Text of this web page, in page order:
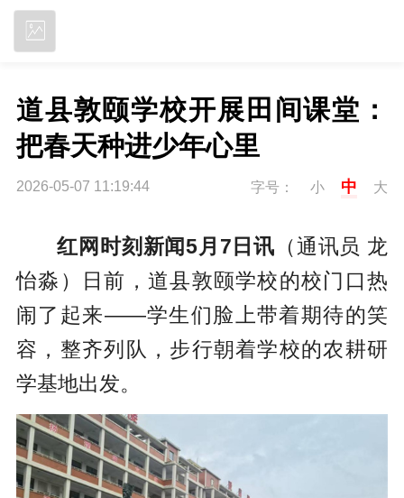
道县敦颐学校开展田间课堂：
把春天种进少年心里
2026-05-07 11:19:44 字号： 小 中 大
红网时刻新闻5月7日讯 （通讯员 龙
怡淼 ）日前，道县敦颐学校的校门口热
闹了起来——学生们脸上带着期待的笑
容，整齐列队，步行朝着学校的农耕研
学基地出发。